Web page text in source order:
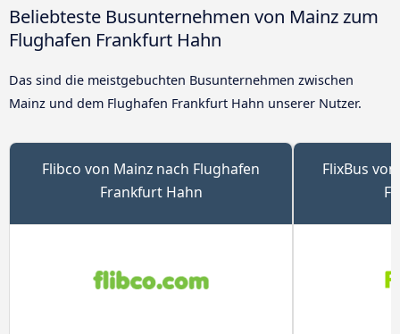
Beliebteste Busunternehmen von Mainz zum
Flughafen Frankfurt Hahn
Das sind die meistgebuchten Busunternehmen zwischen
Mainz und dem Flughafen Frankfurt Hahn unserer Nutzer.
Flibco von Mainz nach Flughafen
Frankfurt Hahn
FlixBus